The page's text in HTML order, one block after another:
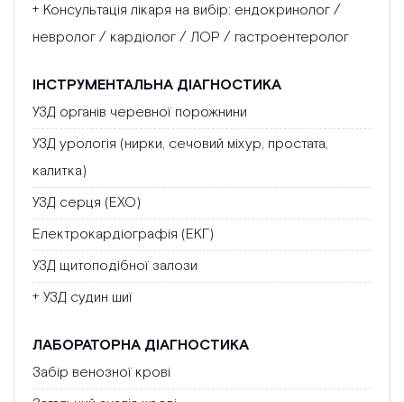
+ Консультація лікаря на вибір: ендокринолог /
невролог / кардіолог / ЛОР / гастроентеролог
ІНСТРУМЕНТАЛЬНА ДІАГНОСТИКА
УЗД органів черевної порожнини
УЗД урологія (нирки, сечовий міхур, простата,
калитка)
УЗД серця (ЕХО)
Електрокардіографія (ЕКГ)
УЗД щитоподібної залози
+ УЗД судин шиї
ЛАБОРАТОРНА ДІАГНОСТИКА
Забір венозної крові